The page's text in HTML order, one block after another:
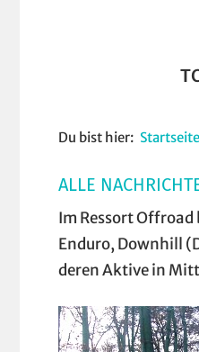
Du bist hier: Startseite
ALLE
Im Ressort
Enduro, Downhill
deren Aktive in